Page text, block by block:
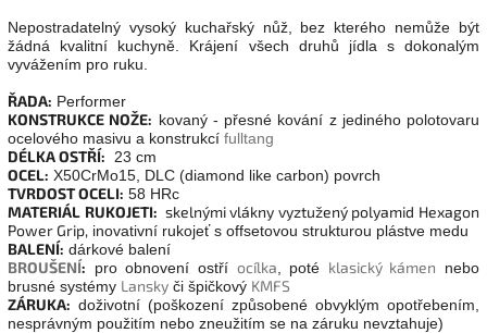
Nepostradatelný vysoký kuchařský nůž, bez kterého nemůže být
žádná kvalitní kuchyně. Krájení všech druhů jídla s dokonalým
vyvážením pro ruku.
ŘADA: Performer
KONSTRUKCE NOŽE: kovaný - přesné kování z jediného polotovaru
ocelového masivu a konstrukcí fulltang
DÉLKA OSTŘÍ: 23 cm
OCEL: X50CrMo15, DLC (diamond like carbon) povrch
TVRDOST OCELI: 58 HRc
MATERIÁL RUKOJETI: skelnými vlákny vyztužený polyamid Hexagon
Power Grip, inovativní rukojeť s offsetovou strukturou plástve medu
BALENÍ: dárkové balení
BROUŠENÍ: pro obnovení ostří ocílka , poté klasický kámen nebo
brusné systémy Lansky či špičkový KMFS
ZÁRUKA: doživotní (poškození způsobené obvyklým opotřebením,
nesprávným použitím nebo zneužitím se na záruku nevztahuje)